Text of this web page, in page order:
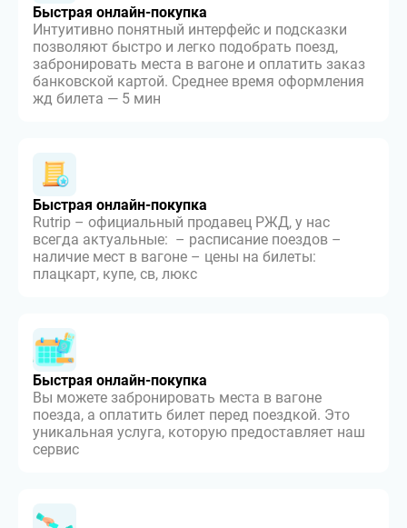
Быстрая онлайн-покупка
Интуитивно понятный интерфейс и подсказки
позволяют быстро и легко подобрать поезд,
забронировать места в вагоне и оплатить заказ
банковской картой. Среднее время оформления
жд билета — 5 мин
Быстрая онлайн-покупка
Rutrip – официальный продавец РЖД, у нас
всегда актуальные: – расписание поездов –
наличие мест в вагоне – цены на билеты:
плацкарт, купе, св, люкс
Быстрая онлайн-покупка
Вы можете забронировать места в вагоне
поезда, а оплатить билет перед поездкой. Это
уникальная услуга, которую предоставляет наш
сервис